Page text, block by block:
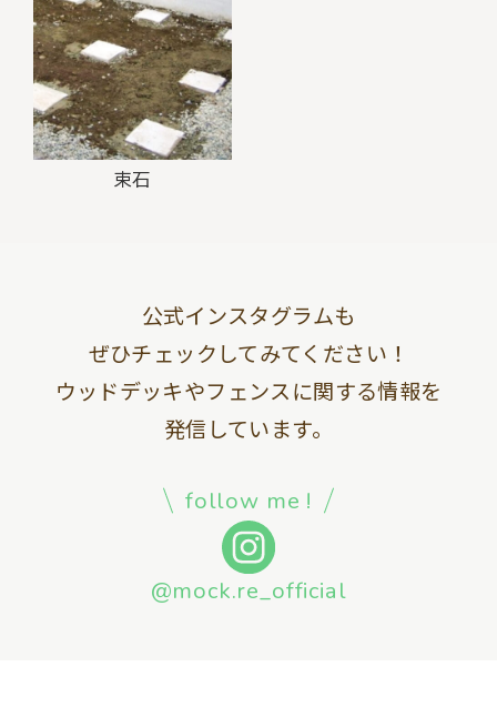
束石
公式インスタグラムも
ぜひチェックしてみてください！
ウッドデッキやフェンスに関する情報を
発信しています。
follow me !
@mock.re_official